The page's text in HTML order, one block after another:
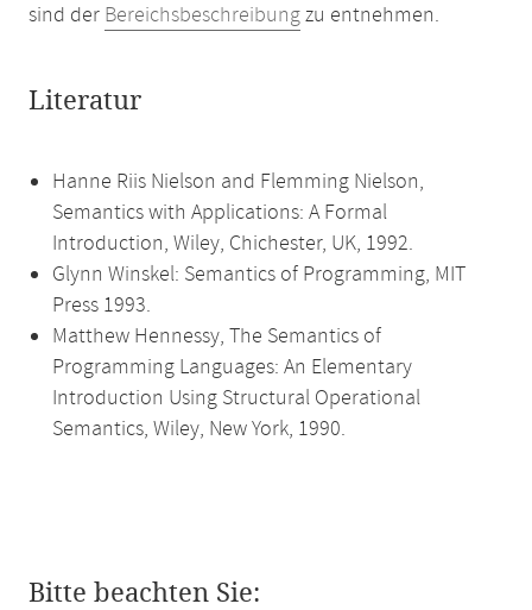
sind der Bereichsbeschreibungzu entnehmen.
Literatur
Hanne Riis Nielson and Flemming Nielson,
Semantics with Applications: A Formal
Introduction, Wiley, Chichester, UK, 1992.
Glynn Winskel: Semantics of Programming, MIT
Press 1993.
Matthew Hennessy, The Semantics of
Programming Languages: An Elementary
Introduction Using Structural Operational
Semantics, Wiley, New York, 1990.
Bitte beachten Sie: